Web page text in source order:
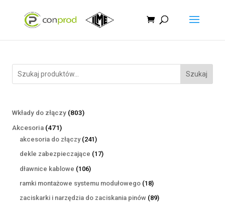
Szukaj
Wkłady do złączy 803803
Akcesoria 471471
produktów
akcesoria do złączy 241241
produktów
dekle zabezpieczające 1717
dławnice kablowe 106106
produktów
ramki montażowe systemu modułowego 1818
produktów
zaciskarki i narzędzia do zaciskania pinów 8989